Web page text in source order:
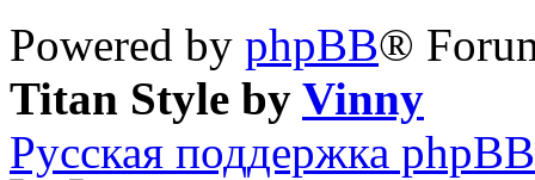
Powered by phpBB®
Titan Style by Vinny
Русская поддержка phpBB